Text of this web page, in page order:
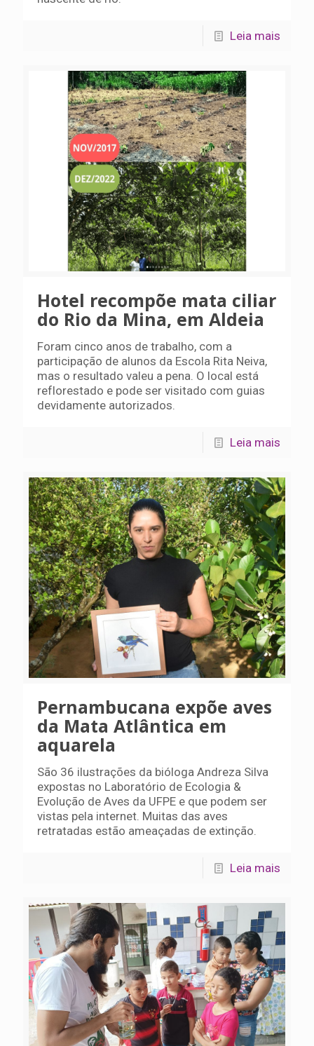
Leia mais
Hotel recompõe mata ciliar
do Rio da Mina, em Aldeia
Foram cinco anos de trabalho, com a
participação de alunos da Escola Rita Neiva,
mas o resultado valeu a pena. O local está
reflorestado e pode ser visitado com guias
devidamente autorizados.
Leia mais
Pernambucana expõe aves
da Mata Atlântica em
aquarela
São 36 ilustrações da bióloga Andreza Silva
expostas no Laboratório de Ecologia &
Evolução de Aves da UFPE e que podem ser
vistas pela internet. Muitas das aves
retratadas estão ameaçadas de extinção.
Leia mais